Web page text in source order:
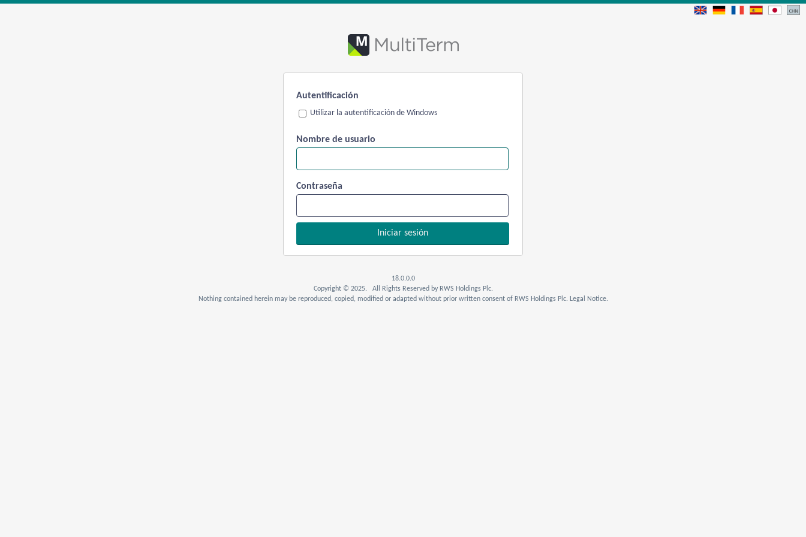
Autentificación
Utilizar la autentificación de Windows
Nombre de usuario
Contraseña
18.0.0.0
Copyright © 2025. All Rights Reserved by RWS Holdings Plc.
Nothing contained herein may be reproduced, copied, modified or adapted without prior written consent of RWS Holdings Plc. Legal Notice.